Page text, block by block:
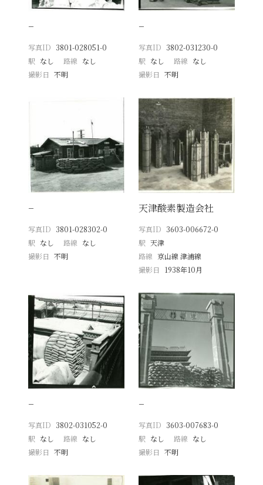
−
写真ID 3801-028051-0
駅 なし 路線 なし
撮影日
不明
−
写真ID 3802-031230-0
駅 なし 路線 なし
撮影日 不明
−
写真ID 3801-028302-0
駅 なし 路線 なし
撮影日
不明
天津酸素製造会社
写真ID 3603-006672-0
駅 天津
路線 京山線 津浦線
撮影日
1938年10月
−
写真ID 3802-031052-0
駅 なし 路線 なし
撮影日
不明
−
写真ID 3603-007683-0
駅 なし 路線 なし
撮影日 不明